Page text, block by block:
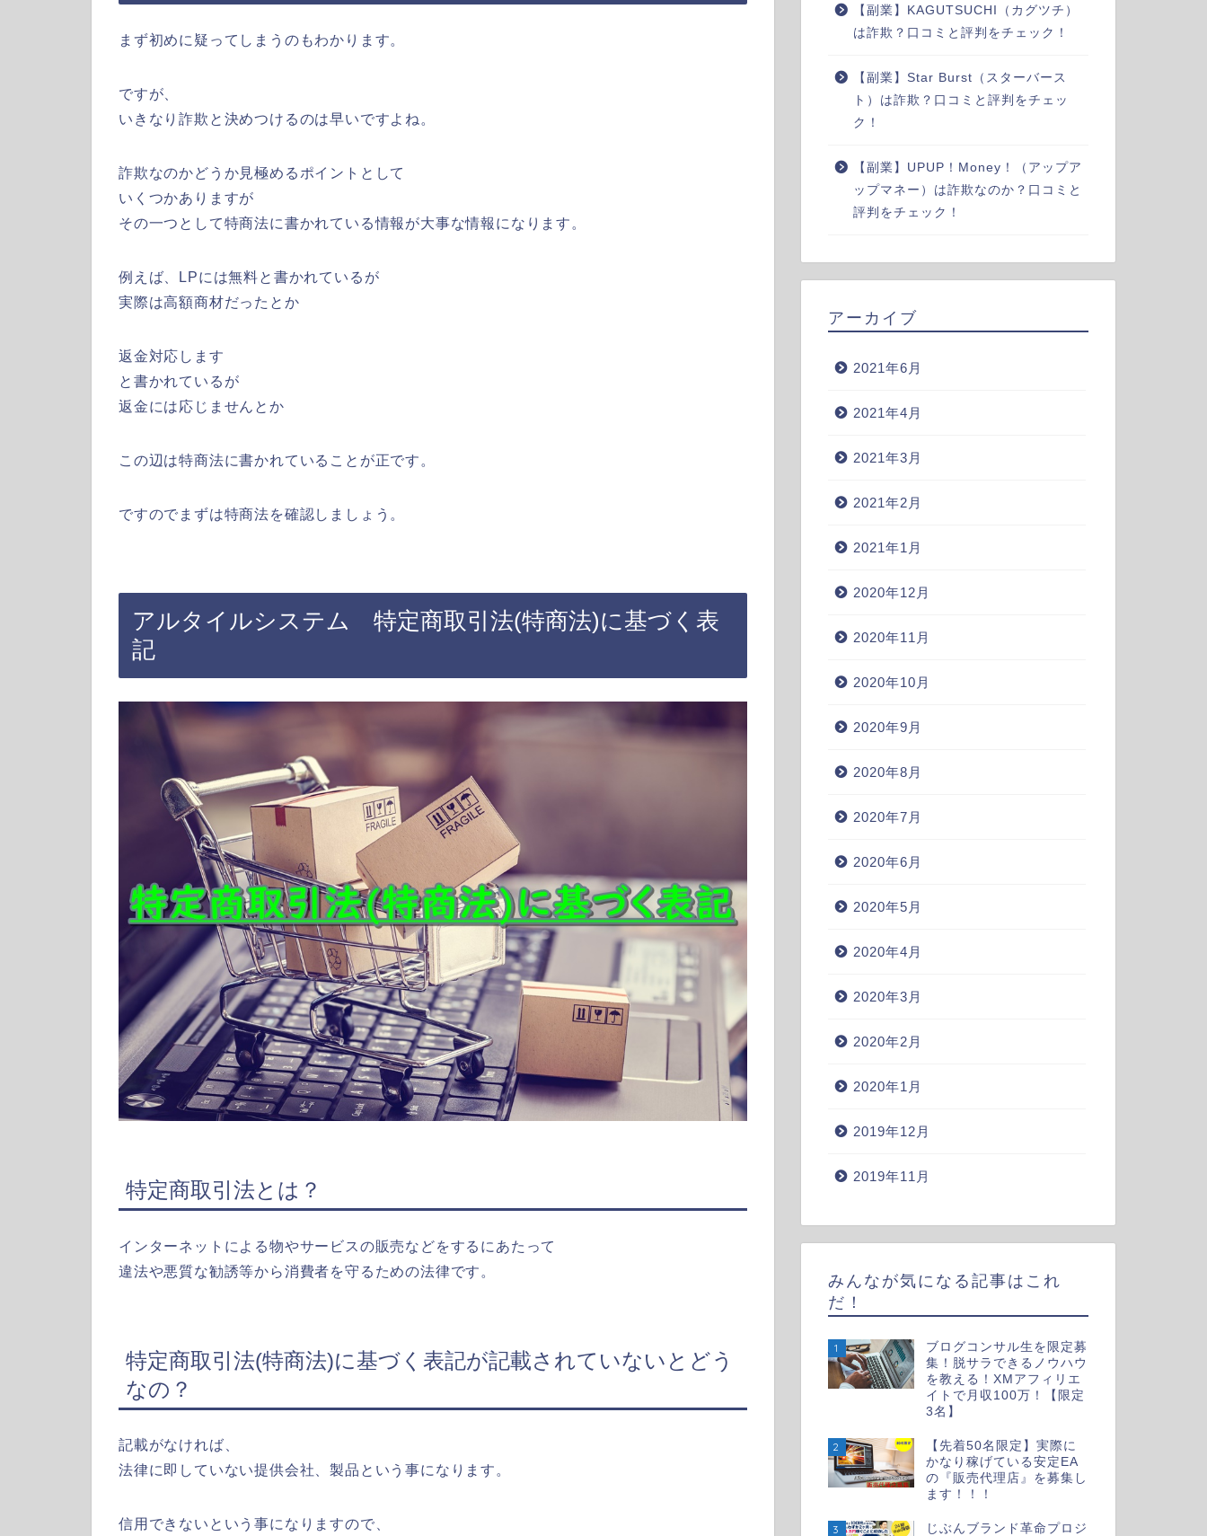
まず初めに疑ってしまうのもわかります。
ですが、
いきなり詐欺と決めつけるのは早いですよね。
詐欺なのかどうか見極めるポイントとして
いくつかありますが
その一つとして特商法に書かれている情報が大事な情報になります。
例えば、LPには無料と書かれているが
実際は高額商材だったとか
返金対応します
と書かれているが
返金には応じませんとか
この辺は特商法に書かれていることが正です。
ですのでまずは特商法を確認しましょう。
アルタイルシステム 特定商取引法(特商法)に基づく表
記
特定商取引法とは？
インターネットによる物やサービスの販売などをするにあたって
違法や悪質な勧誘等から消費者を守るための法律です。
特定商取引法(特商法)に基づく表記が記載されていないとどう
なの？
記載がなければ、
法律に即していない提供会社、製品という事になります。
信用できないという事になりますので、
【副業】KAGUTSUCHI（カグツチ）
は詐欺？口コミと評判をチェック！
【副業】Star Burst（スターバース
ト）は詐欺？口コミと評判をチェッ
ク！
【副業】UPUP！Money！（アップア
ップマネー）は詐欺なのか？口コミと
評判をチェック！
アーカイブ
2021年6月
2021年4月
2021年3月
2021年2月
2021年1月
2020年12月
2020年11月
2020年10月
2020年9月
2020年8月
2020年7月
2020年6月
2020年5月
2020年4月
2020年3月
2020年2月
2020年1月
2019年12月
2019年11月
みんなが気になる記事はこれ
だ！
1
ブログコンサル生を限定募
集！脱サラできるノウハウ
を教える！XMアフィリエ
イトで月収100万！【限定
3名】
2
【先着50名限定】実際に
かなり稼げている安定EA
の『販売代理店』を募集し
ます！！！
3 じぶんブランド革命プロジ